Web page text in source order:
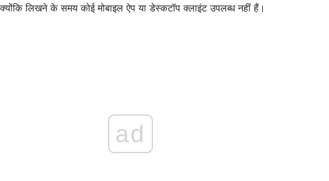
क्योंकि लिखने के समय कोई मोबाइल ऐप या डेस्कटॉप क्लाइंट उपलब्ध नहीं हैं।
ad